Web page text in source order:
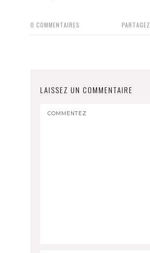
0 COMMENTAIRES PARTAGEZ
LAISSEZ UN COMMENTAIRE